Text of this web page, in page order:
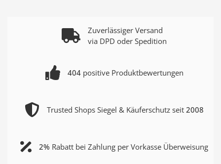
Zuverlässiger Versand
via DPD oder Spedition
404positive Produktbewertungen
Trusted Shops Siegel & Käuferschutz seit 2008
2% Rabatt bei Zahlung per Vorkasse Überweisung